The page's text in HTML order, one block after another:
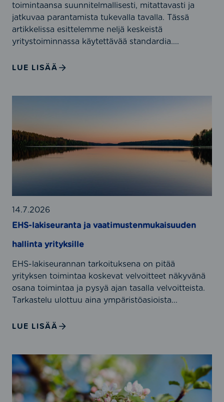
1
,
I
S
4
0
,
S
0
1
j
I
S
O
9
0
t
a
n
toimintaansa suunnitelmallisesti, mitattavasti ja
jatkuvaa parantamista tukevalla tavalla. Tässä
artikkelissa esittelemme neljä keskeistä
yritystoiminnassa käytettävää standardia....
LUE LISÄÄ
-
a
s
e
u
a
t
a
j
a
a
t
i
m
u
14.7.2026
EHS-lakiseuranta ja vaatimustenmukaisuuden
hallinta yrityksille
EHS-lakiseurannan tarkoituksena on pitää
yrityksen toimintaa koskevat velvoitteet näkyvänä
osana toimintaa ja pysyä ajan tasalla velvoitteista.
Tarkastelu ulottuu aina ympäristöasioista...
LUE LISÄÄ
L
a
i
n